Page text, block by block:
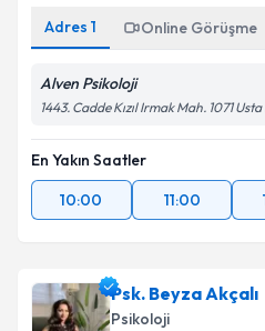
Adres 1 Online Görüşme
Alven Psikoloji
1443. Cadde Kızıl Irmak Mah. 1071
En Yakın Saatler
10:00
11:00
Psk. Beyza Akçalı
Psikoloji